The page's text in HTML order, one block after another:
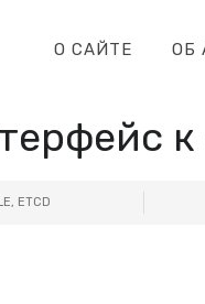
О САЙТЕ ОБ
, ETCD